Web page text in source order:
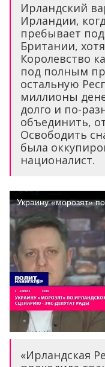
Ирландский
Ирландии,
пребывает
Британии,
Королевство
под полным
остальную
миллионы
долго и по-
объединить,
Освободить
была
националист.
«Ирландская